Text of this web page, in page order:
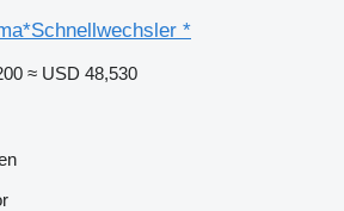
*
≈ USD 48,530